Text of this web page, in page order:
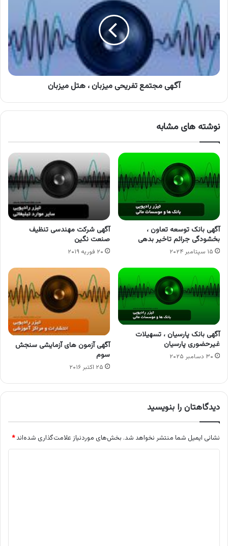
،
هتل
میزبان
آگهی مجتمع تفریحی میزبان ، هتل میزبان
نوشته های مشابه
آگهی بانک توسعه تعاون ،
بخشودگی جرائم تاخیر بدهی
۱۵ سپتامبر ۲۰۲۴
آگهی شرکت مهندسی تنظیف
صنعت نگین
۲۰ فوریه ۲۰۱۹
آگهی بانک پارسیان ، تسهیلات
غیرحضوری پارسیان
۳۰ دسامبر ۲۰۲۵
آگهی آزمون های آزمایشی سنجش
سوم
۲۵ اکتبر ۲۰۱۶
دیدگاهتان را بنویسید
نشانی ایمیل شما منتشر نخواهد شد. بخش‌های موردنیاز علامت‌گذاری شده‌اند*